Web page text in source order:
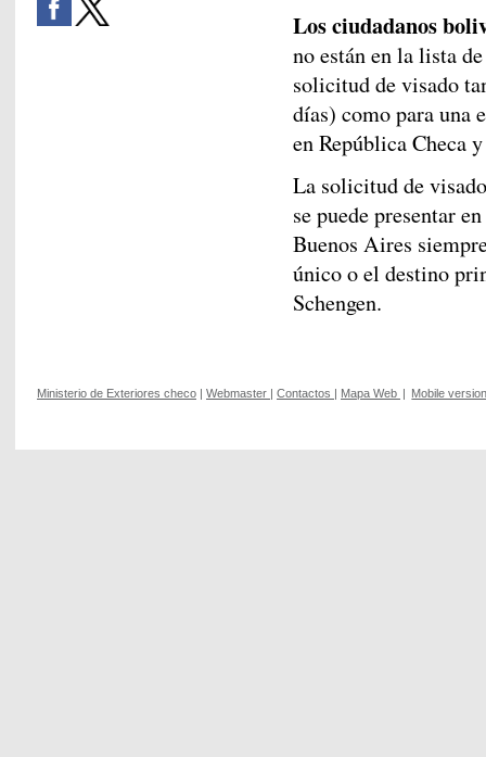
Los ciudadanos
no están en la lista
solicitud de visado
días) como para una
en República Checa
La solicitud de
se puede presentar
Buenos Aires
único o el destino
Schengen.
Ministerio de Exteriores checo | Webmaster | Contactos | Mapa Web | Mobile